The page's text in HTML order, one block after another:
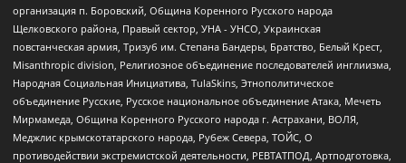
организация п. Боровский, Община Коренного Русского народа
Щелковского района, Правый сектор, УНА - УНСО, Украинская
повстанческая армия, Тризуб им. Степана Бандеры, Братство, Белый Крест,
Misanthropic division, Религиозное объединение последователей инглиизма,
Народная Социальная Инициатива, TulaSkins, Этнополитическое
объединение Русские, Русское национальное объединение Атака, Мечеть
Мирмамеда, Община Коренного Русского народа г. Астрахани, ВОЛЯ,
Меджлис крымскотатарского народа, Рубеж Севера, ТОЙС, О
противодействии экстремистской деятельности, РЕВТАТПОД, Артподготовка,